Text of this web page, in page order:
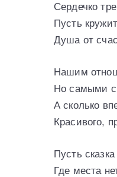
Сердечко
Пусть
Душа от
Нашим
Но самыми
А сколько
Красивого,
Пусть
Где места